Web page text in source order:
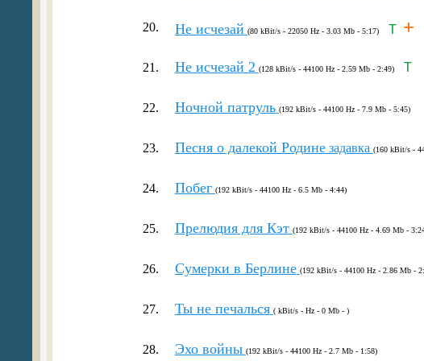
20. Не исчезай (80 kBit/s - 22050 Hz - 3.03 Mb - 5:17) T +
21. Не исчезай 2 (128 kBit/s - 44100 Hz - 2.59 Mb - 2:49) T
22. Ночной патруль (192 kBit/s - 44100 Hz - 7.9 Mb - 5:45)
23. Песня о далекой Родинезадавка (160 kBit/s -
24. Побег (192 kBit/s - 44100 Hz - 6.5 Mb - 4:44)
25. Прелюдия для Кэт (192 kBit/s - 44100 Hz - 4.69 Mb -
26. Сумерки в Берлине (192 kBit/s - 44100 Hz - 2.86 Mb -
27. Ты не печалься ( kBit/s - Hz - 0 Mb - )
28. Эхо войны (192 kBit/s - 44100 Hz - 2.7 Mb - 1:58)